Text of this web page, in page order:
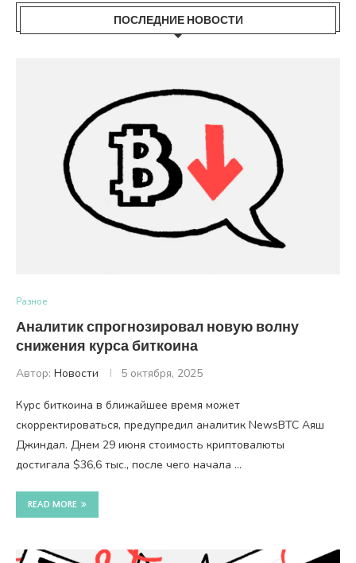
ПОСЛЕДНИЕ НОВОСТИ
Разное
Аналитик спрогнозировал новую волну
снижения курса биткоина
Автор: Новости 5 октября, 2025
Курс биткоина в ближайшее время может
скорректироваться, предупредил аналитик NewsBTC Аяш
Джиндал. Днем 29 июня стоимость криптовалюты
достигала $36,6 тыс., после чего начала …
READ MORE